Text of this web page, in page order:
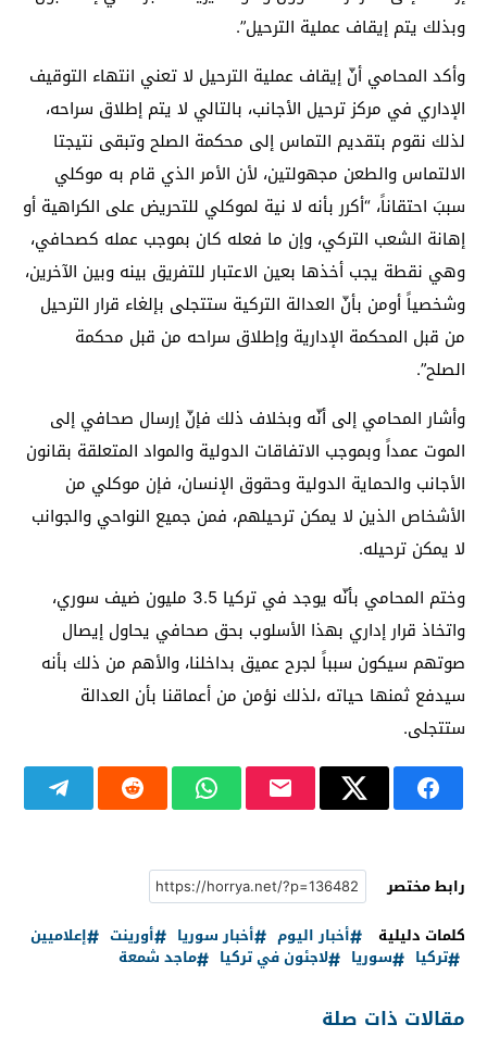
وبذلك يتم إيقاف عملية الترحيل”.
وأكد المحامي أنّ إيقاف عملية الترحيل لا تعني انتهاء التوقيف
الإداري في مركز ترحيل الأجانب، بالتالي لا يتم إطلاق سراحه،
لذلك نقوم بتقديم التماس إلى محكمة الصلح وتبقى نتيجتا
الالتماس والطعن مجهولتين، لأن الأمر الذي قام به موكلي
سببَ احتقاناً، “أكرر بأنه لا نية لموكلي للتحريض على الكراهية أو
إهانة الشعب التركي، وإن ما فعله كان بموجب عمله كصحافي،
وهي نقطة يجب أخذها بعين الاعتبار للتفريق بينه وبين الآخرين،
وشخصياً أومن بأنّ العدالة التركية ستتجلى بإلغاء قرار الترحيل
من قبل المحكمة الإدارية وإطلاق سراحه من قبل محكمة
الصلح”.
وأشار المحامي إلى أنّه وبخلاف ذلك فإنّ إرسال صحافي إلى
الموت عمداً وبموجب الاتفاقات الدولية والمواد المتعلقة بقانون
الأجانب والحماية الدولية وحقوق الإنسان، فإن موكلي من
الأشخاص الذين لا يمكن ترحيلهم، فمن جميع النواحي والجوانب
لا يمكن ترحيله.
وختم المحامي بأنّه يوجد في تركيا 3.5 مليون ضيف سوري،
واتخاذ قرار إداري بهذا الأسلوب بحق صحافي يحاول إيصال
صوتهم سيكون سبباً لجرح عميق بداخلنا، والأهم من ذلك بأنه
سيدفع ثمنها حياته ،لذلك نؤمن من أعماقنا بأن العدالة
ستتجلى.
رابط مختصر
كلمات دليلية
أخبار اليوم أخبار سوريا أورينت
إعلاميين
تركيا
سوريا لاجئون في تركيا ماجد شمعة
مقالات ذات صلة